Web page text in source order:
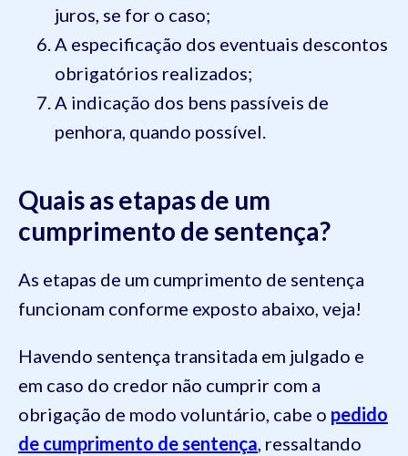
juros, se for o caso;
A especificação dos eventuais descontos
obrigatórios realizados;
A indicação dos bens passíveis de
penhora, quando possível.
Quais as etapas de um
cumprimento de sentença?
As etapas de um cumprimento de sentença
funcionam conforme exposto abaixo, veja!
Havendo sentença transitada em julgado e
em caso do credor não cumprir com a
obrigação de modo voluntário, cabe o pedido
de cumprimento de sentença, ressaltando